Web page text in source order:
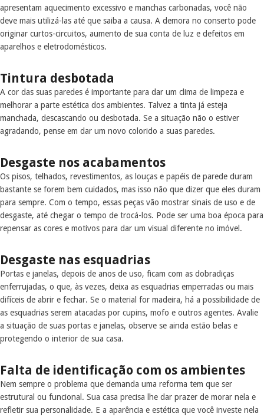
apresentam aquecimento excessivo e manchas carbonadas, você não
deve mais utilizá-las até que saiba a causa. A demora no conserto pode
originar curtos-circuitos, aumento de sua conta de luz e defeitos em
aparelhos e eletrodomésticos.
Tintura desbotada
A cor das suas paredes é importante para dar um clima de limpeza e
melhorar a parte estética dos ambientes. Talvez a tinta já esteja
manchada, descascando ou desbotada. Se a situação não o estiver
agradando, pense em dar um novo colorido a suas paredes.
Desgaste nos acabamentos
Os pisos, telhados, revestimentos, as louças e papéis de parede duram
bastante se forem bem cuidados, mas isso não que dizer que eles duram
para sempre. Com o tempo, essas peças vão mostrar sinais de uso e de
desgaste, até chegar o tempo de trocá-los. Pode ser uma boa época para
repensar as cores e motivos para dar um visual diferente no imóvel.
Desgaste nas esquadrias
Portas e janelas, depois de anos de uso, ficam com as dobradiças
enferrujadas, o que, às vezes, deixa as esquadrias emperradas ou mais
difíceis de abrir e fechar. Se o material for madeira, há a possibilidade de
as esquadrias serem atacadas por cupins, mofo e outros agentes. Avalie
a situação de suas portas e janelas, observe se ainda estão belas e
protegendo o interior de sua casa.
Falta de identificação com os ambientes
Nem sempre o problema que demanda uma reforma tem que ser
estrutural ou funcional. Sua casa precisa lhe dar prazer de morar nela e
refletir sua personalidade. E a aparência e estética que você investe nela